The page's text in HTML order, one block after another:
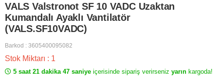
VALS Valstronot SF 10 VADC Uzaktan
Kumandalı Ayaklı Vantilatör
(VALS.SF10VADC)
Barkod : 3605400095082
Stok Miktarı : 1
5 saat 21 dakika 47 saniye içerisinde sipariş verirseniz yarın kargoda!